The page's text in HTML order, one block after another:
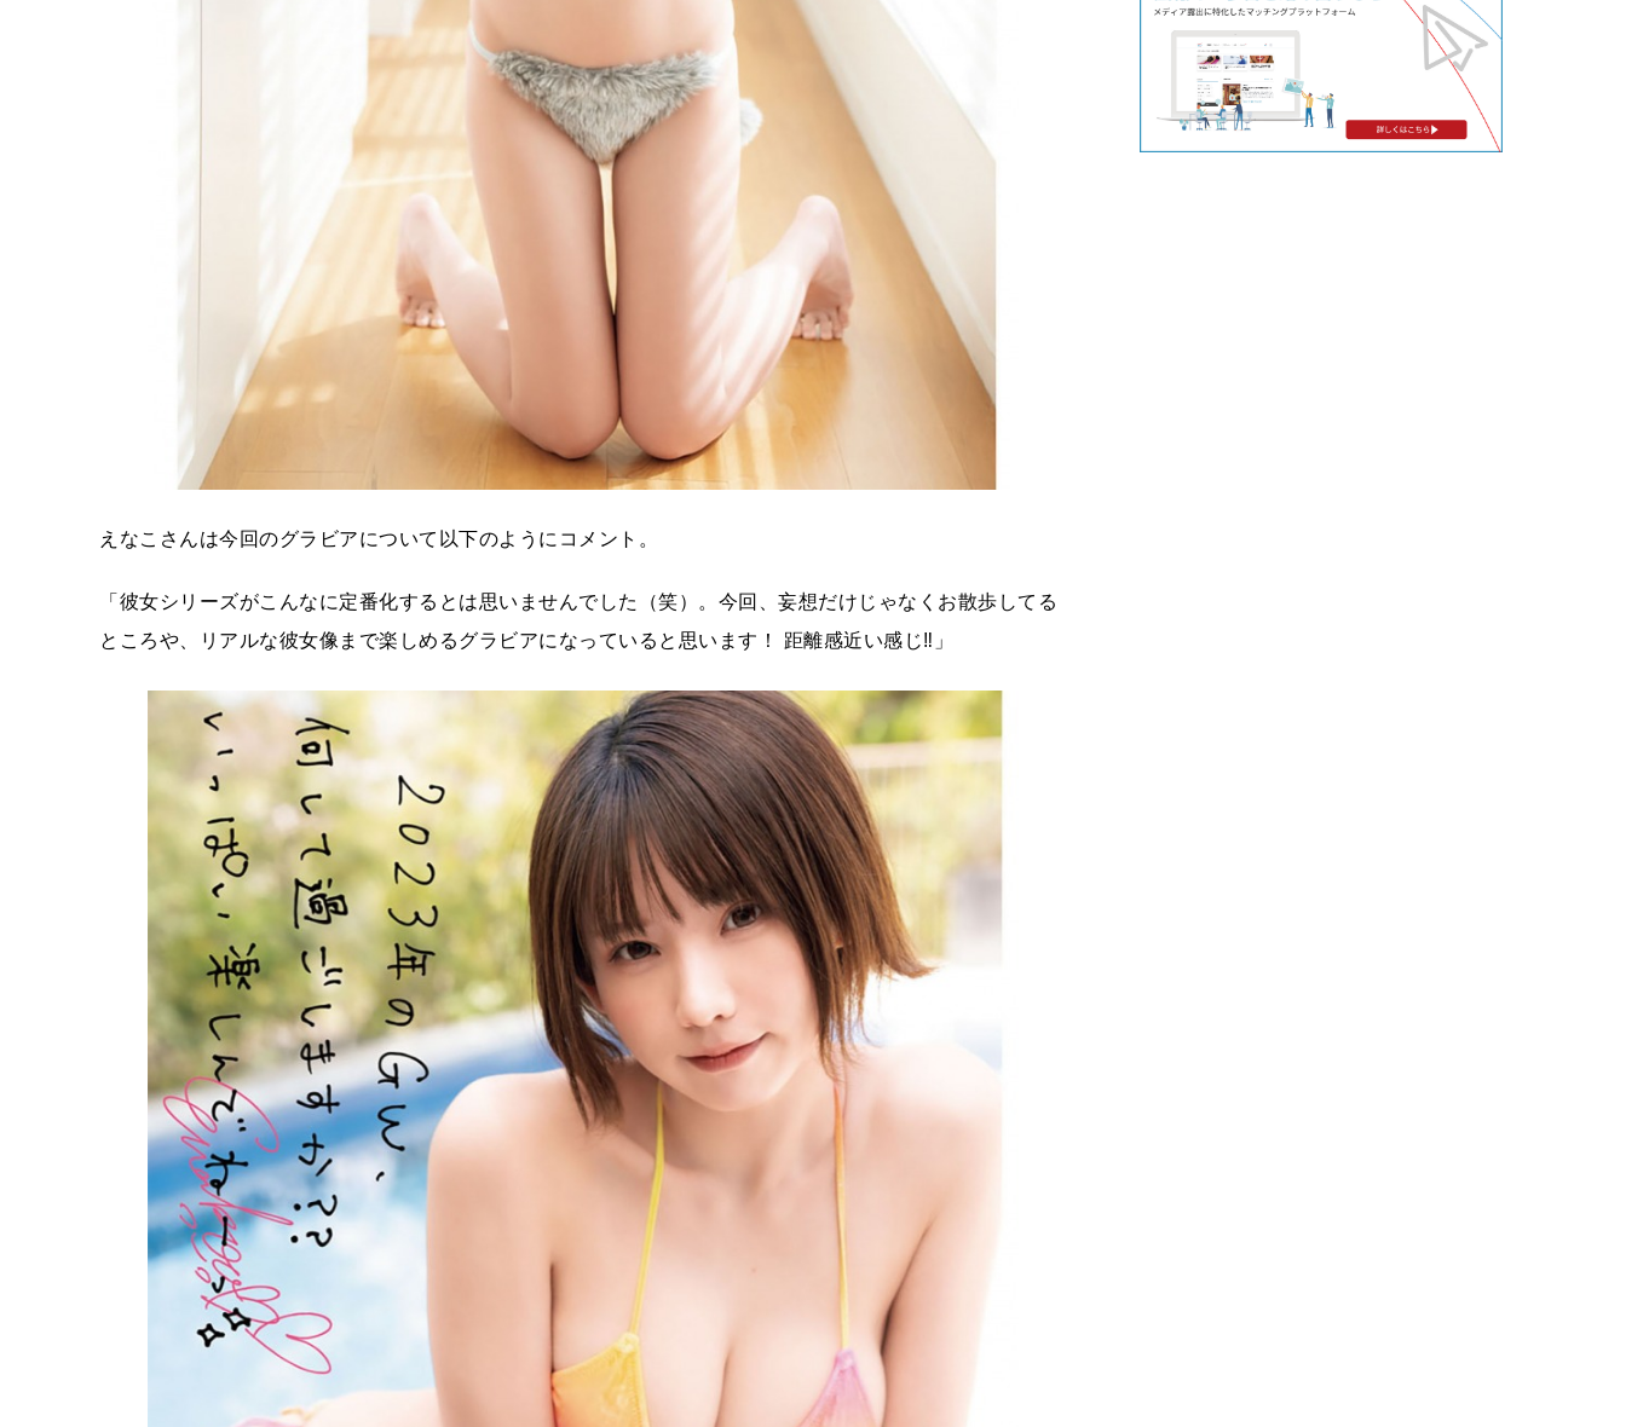
えなこさんは今回のグラビアについて以下のようにコメント。
「彼女シリーズがこんなに定番化するとは思いませんでした（笑）。今回、妄想だけじゃなくお散歩してる
ところや、リアルな彼女像まで楽しめるグラビアになっていると思います！ 距離感近い感じ‼」